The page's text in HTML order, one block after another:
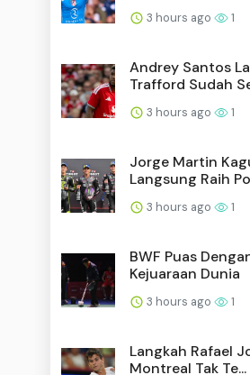
3 hours ago 1
Andrey Santos
Trafford Sudah
3 hours ago 1
Jorge Martin
Langsung Raih
3 hours ago 1
BWF Puas
Kejuaraan Dunia
3 hours ago 1
Langkah Rafael
Montreal Tak Te...